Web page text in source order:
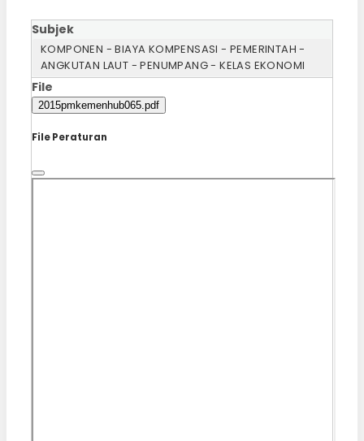
Subjek
KOMPONEN - BIAYA KOMPENSASI - PEMERINTAH -
ANGKUTAN LAUT - PENUMPANG - KELAS EKONOMI
File
2015pmkemenhub065.pdf
File Peraturan